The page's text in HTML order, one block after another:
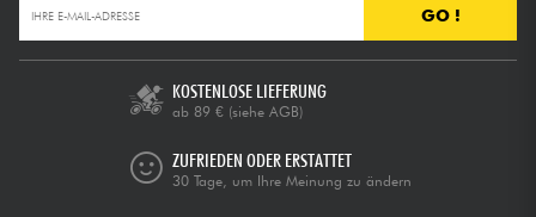
GO !
KOSTENLOSE LIEFERUNG
ab 89 € (siehe AGB)
ZUFRIEDEN ODER ERSTATTET
30 Tage, um Ihre Meinung zu ändern